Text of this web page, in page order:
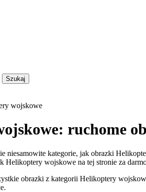
Szukaj
wojskowe
ruchome
niesamowite kategorie, jak obrazki
Helikoptery wojskowe na tej stronie za
obrazki z kategorii Helikoptery